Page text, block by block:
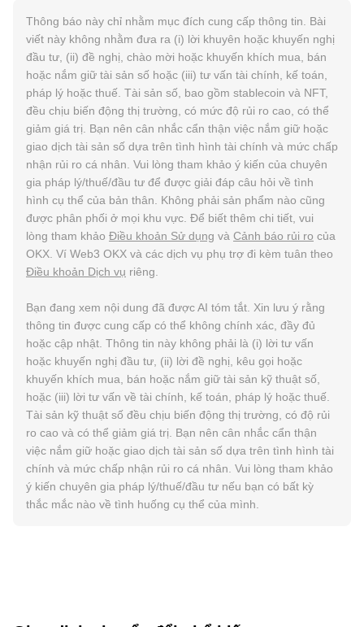
Thông báo này chỉ nhằm mục đích cung cấp thông tin. Bài
viết này không nhằm đưa ra (i) lời khuyên hoặc khuyến nghị
đầu tư, (ii) đề nghị, chào mời hoặc khuyến khích mua, bán
hoặc nắm giữ tài sản số hoặc (iii) tư vấn tài chính, kế toán,
pháp lý hoặc thuế. Tài sản số, bao gồm stablecoin và NFT,
đều chịu biến động thị trường, có mức độ rủi ro cao, có thể
giảm giá trị. Bạn nên cân nhắc cẩn thận việc nắm giữ hoặc
giao dịch tài sản số dựa trên tình hình tài chính và mức chấp
nhận rủi ro cá nhân. Vui lòng tham khảo ý kiến của chuyên
gia pháp lý/thuế/đầu tư để được giải đáp câu hỏi về tình
hình cụ thể của bản thân. Không phải sản phẩm nào cũng
được phân phối ở mọi khu vực. Để biết thêm chi tiết, vui
lòng tham khảo Điều khoản Sử dụng và Cảnh báo rủi ro của
OKX. Ví Web3 OKX và các dịch vụ phụ trợ đi kèm tuân theo
Điều khoản Dịch vụ riêng.
Bạn đang xem nội dung đã được AI tóm tắt. Xin lưu ý rằng
thông tin được cung cấp có thể không chính xác, đầy đủ
hoặc cập nhật. Thông tin này không phải là (i) lời tư vấn
hoặc khuyến nghị đầu tư, (ii) lời đề nghị, kêu gọi hoặc
khuyến khích mua, bán hoặc nắm giữ tài sản kỹ thuật số,
hoặc (iii) lời tư vấn về tài chính, kế toán, pháp lý hoặc thuế.
Tài sản kỹ thuật số đều chịu biến động thị trường, có độ rủi
ro cao và có thể giảm giá trị. Bạn nên cân nhắc cẩn thận
việc nắm giữ hoặc giao dịch tài sản số dựa trên tình hình tài
chính và mức chấp nhận rủi ro cá nhân. Vui lòng tham khảo
ý kiến chuyên gia pháp lý/thuế/đầu tư nếu bạn có bất kỳ
thắc mắc nào về tình huống cụ thể của mình.